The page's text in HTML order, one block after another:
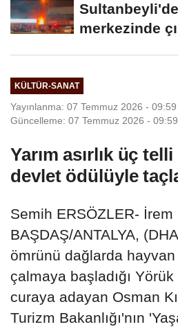
merkezinde
KÜLTÜR-SANAT
Yayınlanma: 07 Temmuz 2026 - 09:59
Güncelleme: 07 Temmuz 2026 - 09:59
Yarım asırlık üç
devlet ödülüyle
Semih ERSÖZLER- İrem
BAŞDAŞ/ANTALYA,
ömrünü dağlarda hayvan
çalmaya başladığı Yörük
curaya adayan Osman
Turizm Bakanlığı'nın